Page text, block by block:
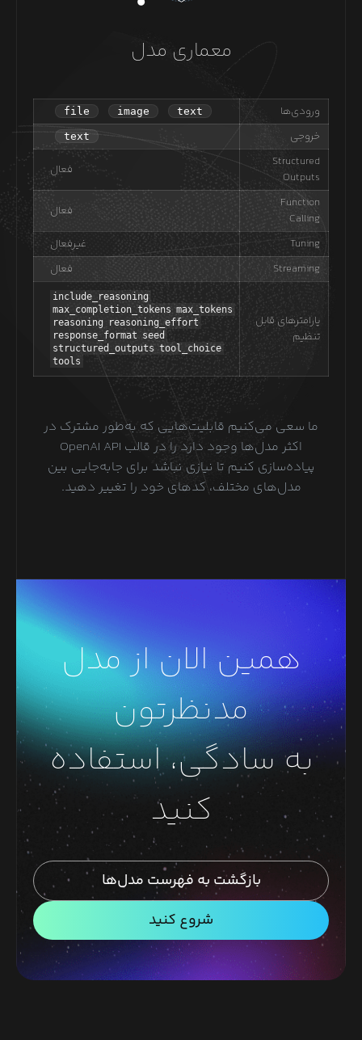
معماری مدل
ورودی‌ها text
image
file
خروجی text
Structured
Outputs
فعال
Function
Calling
فعال
Tuning
غیرفعال
Streaming
فعال
پارامترهای قابل
تنظیم
include_reasoning
max_completion_tokens max_tokens
reasoning
reasoning_effort
response_format seed
structured_outputs tool_choice
tools
ما سعی می‌کنیم قابلیت‌هایی که به‌طور مشترک در
اکثر مدل‌ها وجود دارد را در قالب OpenAI API
پیاده‌سازی کنیم تا نیازی نباشد برای جابه‌جایی بین
مدل‌های مختلف، کدهای خود را تغییر دهید.
همین الان از مدل
مدنظرتون
به سادگی، استفاده
کنید
بازگشت به فهرست مدل‌ها
شروع کنید